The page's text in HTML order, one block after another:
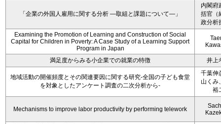
「企業の外国人雇用に関する分析 ―取組と課題について―」
内閣府
括官（
政分析
Examining the Promotion of Learning and Construction of Social
Capital for Children in Poverty: A Case Study of a Learning Support
Program in Japan
満足度からみる小企業での就業の特徴 井上
地域活動の開催頻度とその関連要因に関する研究-全国の子ども食堂
を対象としたアンケート調査の二次分析から-
千葉伸
山くみ
裕
Mechanisms to improve labor productivity by performing telework